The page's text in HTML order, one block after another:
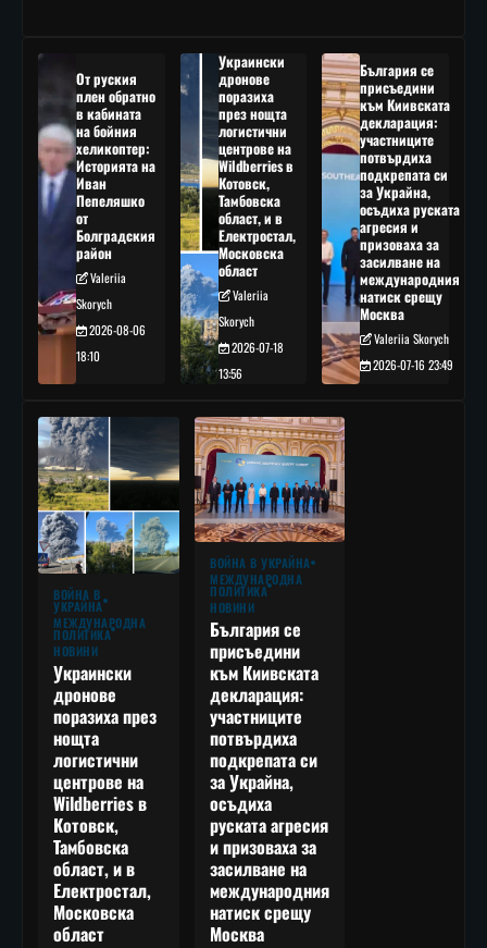
От руския
плен обратно
в кабината
на бойния
хеликоптер:
Историята на
Иван
Пепеляшко
от
Болградския
район
Valeriia
Skorych
2026-08-06
18:10
Украински
дронове
поразиха
през нощта
логистични
центрове на
Wildberries в
Котовск,
Тамбовска
област, и в
Електростал,
Московска
област
Valeriia
Skorych
2026-07-18
13:56
България се
присъедини
към Киивската
декларация:
участниците
потвърдиха
подкрепата си
за Украйна,
осъдиха руската
агресия и
призоваха за
засилване на
международния
натиск срещу
Москва
Valeriia Skorych
2026-07-16 23:49
ВОЙНА В
УКРАЙНА
МЕЖДУНАРОДНА
ПОЛИТИКА
НОВИНИ
Украински
дронове
поразиха през
нощта
логистични
центрове на
Wildberries в
Котовск,
Тамбовска
област, и в
Електростал,
Московска
област
ВОЙНА В УКРАЙНА
МЕЖДУНАРОДНА
ПОЛИТИКА
НОВИНИ
България се
присъедини
към Киивската
декларация:
участниците
потвърдиха
подкрепата си
за Украйна,
осъдиха
руската агресия
и призоваха за
засилване на
международния
натиск срещу
Москва